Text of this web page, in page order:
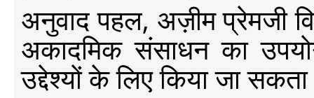
अनुवाद पहल, अज़ीम प्रेमजी
अकादमिक संसाधन का
उद्देश्यों के लिए किया जा